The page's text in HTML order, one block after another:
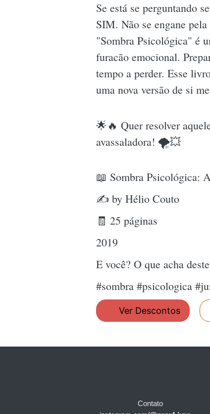
Se está se perguntando
SIM. Não se engane
"Sombra Psicológica" é
furacão emocional.
tempo a perder. Esse
uma nova versão de si
🌟🔥 Quer resolver
avassaladora! 🌪💥
📖 Sombra Psicológica:
✍ by Hélio Couto
🧾 25 páginas
2019
E você? O que acha
#sombra #psicologica
Ver Descontos
Contato